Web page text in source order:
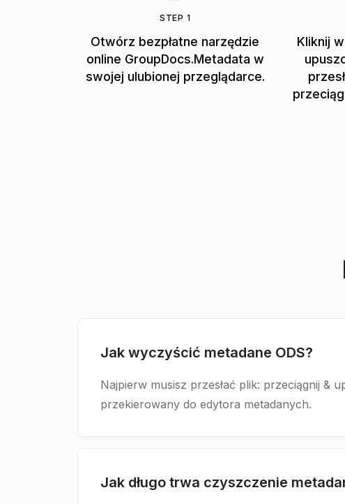
STEP 1
Otwórz bezpłatne narzędzie
online GroupDocs.Metadata w
swojej ulubionej przeglądarce.
Kliknij
Jak wyczyścić metadane ODS?
Najpierw musisz przesłać plik: przeciągnij &
przekierowany do edytora metadanych.
Jak długo trwa czyszczenie